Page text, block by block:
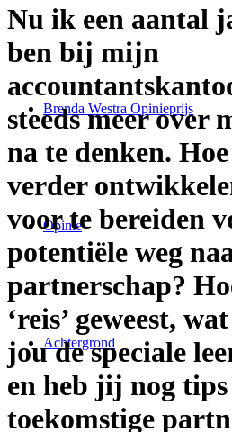
Brenda Westra Opinieprijs
Opinie
Achtergrond
Nu ik een aantal
ben bij mijn
steeds meer over
na te denken.
verder
voor te bereiden
potentiële weg
partnerschap?
‘reis’ geweest,
jou de speciale
en heb jij nog
toekomstige